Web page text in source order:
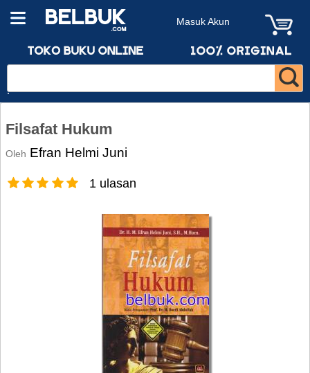
Masuk Akun
Filsafat Hukum
Oleh Efran Helmi Juni
1 ulasan